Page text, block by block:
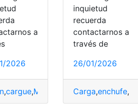
a
2026
,cargue,Móvil oculto,Rápido
inquietud
recuerda
contactarnos a
través de
26/01/2026
Carga,enchufe,